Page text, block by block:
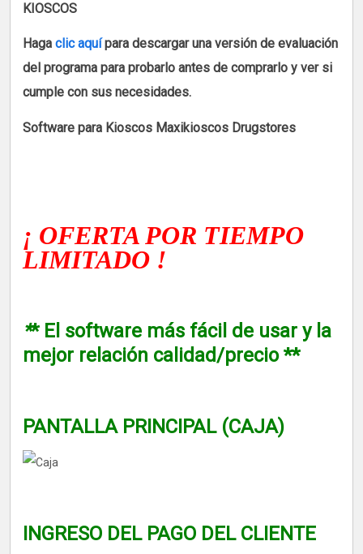
KIOSCOS
Haga clic aquípara descargar una versión de evaluación
del programa para probarlo antes de comprarlo y ver si
cumple con sus necesidades.
Software para Kioscos Maxikioscos Drugstores
¡ OFERTA POR TIEMPO
LIMITADO !
** El software más fácil de usar y la
mejor relación calidad/precio **
PANTALLA PRINCIPAL (CAJA)
INGRESO DEL PAGO DEL CLIENTE